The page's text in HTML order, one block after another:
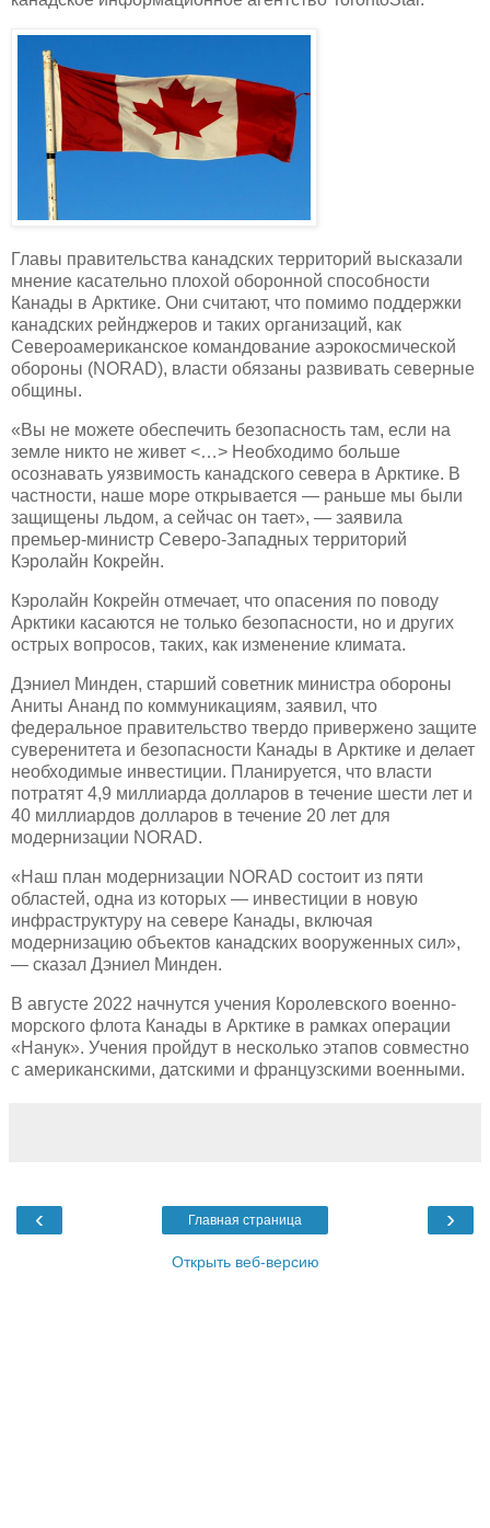
Главы правительства канадских территорий высказали
мнение касательно плохой оборонной способности
Канады в Арктике. Они считают, что помимо поддержки
канадских рейнджеров и таких организаций, как
Североамериканское командование аэрокосмической
обороны (NORAD), власти обязаны развивать северные
общины.
«Вы не можете обеспечить безопасность там, если на
земле никто не живет <…> Необходимо больше
осознавать уязвимость канадского севера в Арктике. В
частности, наше море открывается — раньше мы были
защищены льдом, а сейчас он тает», — заявила
премьер-министр Северо-Западных территорий
Кэролайн Кокрейн.
Кэролайн Кокрейн отмечает, что опасения по поводу
Арктики касаются не только безопасности, но и других
острых вопросов, таких, как изменение климата.
Дэниел Минден, старший советник министра обороны
Аниты Ананд по коммуникациям, заявил, что
федеральное правительство твердо привержено защите
суверенитета и безопасности Канады в Арктике и делает
необходимые инвестиции. Планируется, что власти
потратят 4,9 миллиарда долларов в течение шести лет и
40 миллиардов долларов в течение 20 лет для
модернизации NORAD.
«Наш план модернизации NORAD состоит из пяти
областей, одна из которых — инвестиции в новую
инфраструктуру на севере Канады, включая
модернизацию объектов канадских вооруженных сил»,
— сказал Дэниел Минден.
В августе 2022 начнутся учения Королевского военно-
морского флота Канады в Арктике в рамках операции
«Нанук». Учения пройдут в несколько этапов совместно
с американскими, датскими и французскими военными.
‹ ›
Главная страница
Открыть веб-версию